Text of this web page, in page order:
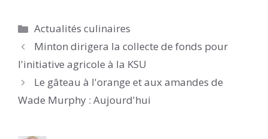
Catégories
Actualités culinaires
Minton dirigera la collecte de fonds pour
l'initiative agricole à la KSU
Le gâteau à l'orange et aux amandes de
Wade Murphy : Aujourd'hui